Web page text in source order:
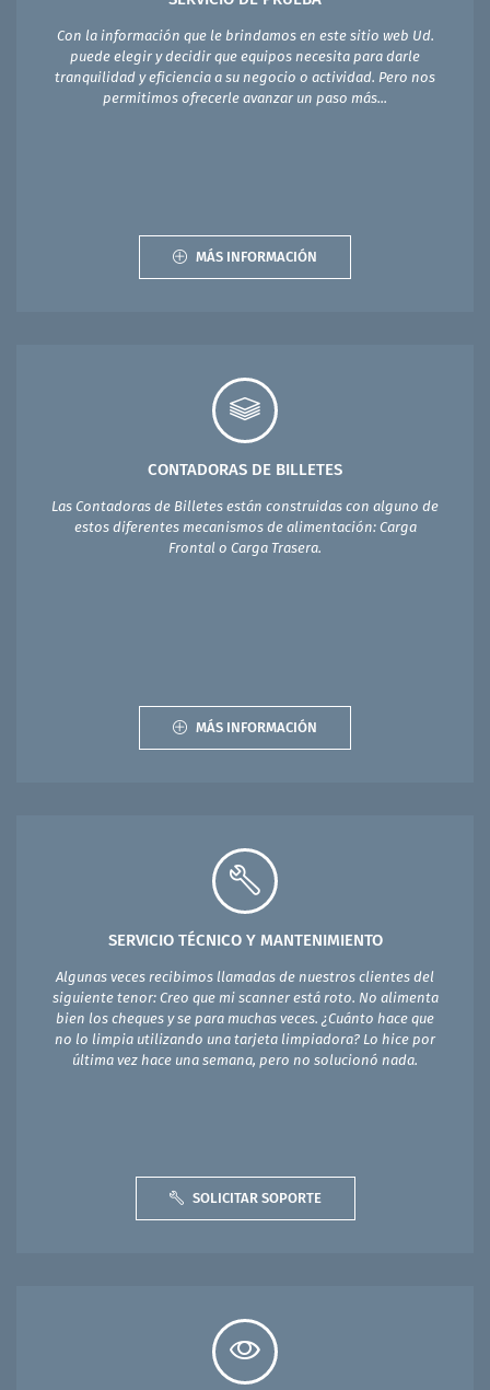
Con la información que le brindamos en este sitio web Ud.
puede elegir y decidir que equipos necesita para darle
tranquilidad y eficiencia a su negocio o actividad. Pero nos
permitimos ofrecerle avanzar un paso más...
MÁS INFORMACIÓN
CONTADORAS DE BILLETES
Las Contadoras de Billetes están construidas con alguno de
estos diferentes mecanismos de alimentación: Carga
Frontal o Carga Trasera.
MÁS INFORMACIÓN
SERVICIO TÉCNICO Y MANTENIMIENTO
Algunas veces recibimos llamadas de nuestros clientes del
siguiente tenor: Creo que mi scanner está roto. No alimenta
bien los cheques y se para muchas veces. ¿Cuánto hace que
no lo limpia utilizando una tarjeta limpiadora? Lo hice por
última vez hace una semana, pero no solucionó nada.
SOLICITAR SOPORTE